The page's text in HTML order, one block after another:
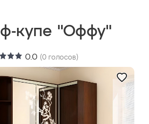
купе "Оффу"
0.0 (0 голосов)